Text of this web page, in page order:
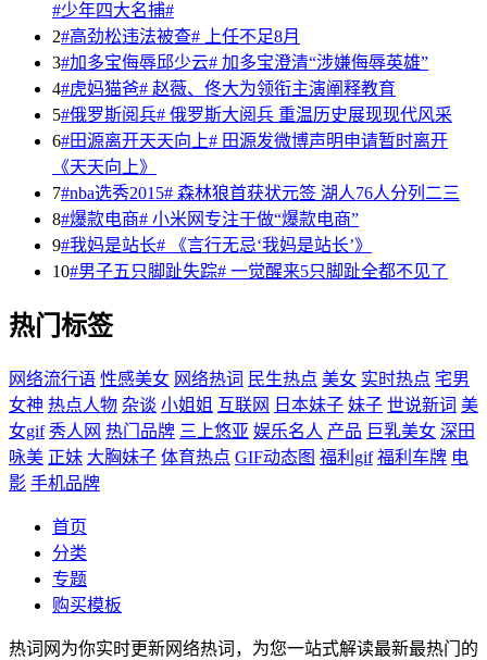
#少年四大名捕#
2#高劲松违法被查# 上任不足8月
3#加多宝侮辱邱少云# 加多宝澄清“涉嫌侮辱英雄”
4#虎妈猫爸# 赵薇、佟大为领衔主演阐释教育
5#俄罗斯阅兵# 俄罗斯大阅兵 重温历史展现现代风采
6#田源离开天天向上# 田源发微博声明申请暂时离开
《天天向上》
7#nba选秀2015# 森林狼首获状元签 湖人76人分列二三
8#爆款电商# 小米网专注于做“爆款电商”
9#我妈是站长# 《言行无忌‘我妈是站长’》
10#男子五只脚趾失踪# 一觉醒来5只脚趾全都不见了
热门标签
网络流行语 性感美女 网络热词 民生热点 美女 实时热点 宅男
女神 热点人物 杂谈 小姐姐 互联网 日本妹子 妹子 世说新词 美
女gif 秀人网 热门品牌 三上悠亚 娱乐名人 产品 巨乳美女 深田
咏美 正妹 大胸妹子 体育热点 GIF动态图 福利gif 福利车牌 电
影 手机品牌
首页
分类
专题
购买模板
热词网为你实时更新网络热词，为您一站式解读最新最热门的